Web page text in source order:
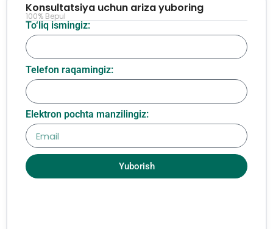
To‘liq ismingiz:
Telefon raqamingiz:
Elektron pochta manzilingiz:
Yuborish
Konsultatsiya uchun ariza yuboring
100% Bepul